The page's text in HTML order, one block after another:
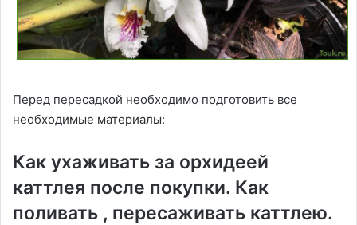
Перед пересадкой необходимо подготовить все
необходимые материалы:
Как ухаживать за орхидеей
каттлея после покупки. Как
поливать , пересаживать каттлею.